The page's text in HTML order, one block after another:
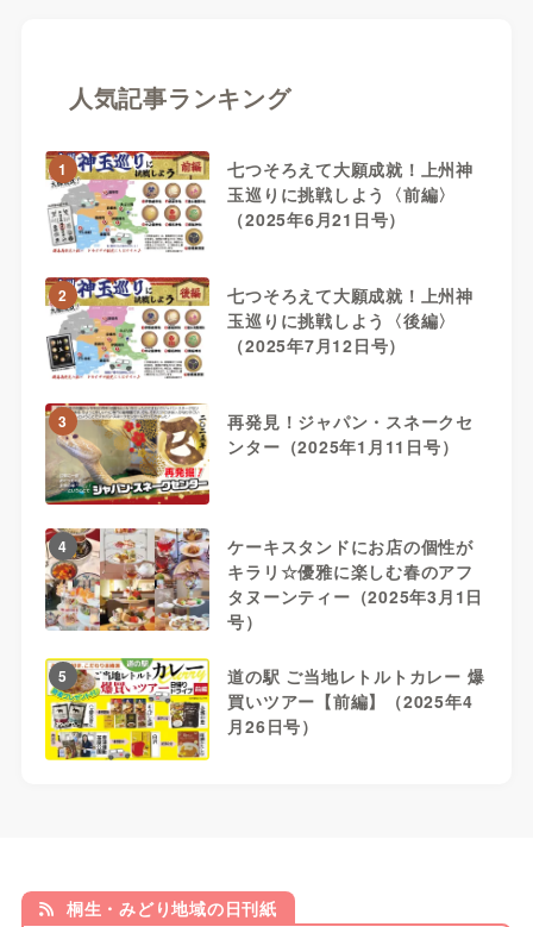
人気記事ランキング
1
七つそろえて大願成就！上州神
玉巡りに挑戦しよう〈前編〉
（2025年6月21日号）
2
七つそろえて大願成就！上州神
玉巡りに挑戦しよう〈後編〉
（2025年7月12日号）
3
再発見！ジャパン・スネークセ
ンター（2025年1月11日号）
4
ケーキスタンドにお店の個性が
キラリ☆優雅に楽しむ春のアフ
タヌーンティー（2025年3月1日
号）
5
道の駅 ご当地レトルトカレー 爆
買いツアー【前編】（2025年4
月26日号）
桐生・みどり地域の日刊紙